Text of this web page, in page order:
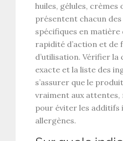
huiles, gélules, crèmes
présentent chacun
spécifiques en matière
rapidité d’action et de
d’utilisation. Vérifier la
exacte et la liste des
s’assurer que le
vraiment aux
pour éviter les additifs
allergènes.